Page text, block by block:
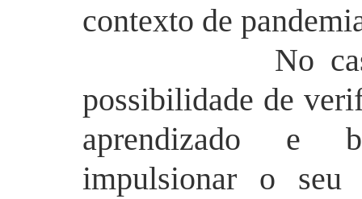
contexto de
No caso dos
possibilidade de
aprendizado e
impulsionar o seu